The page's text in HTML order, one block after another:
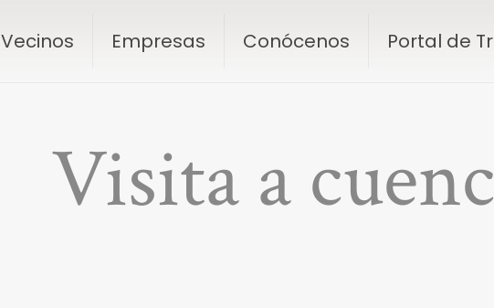
Vecinos Empresas Conócenos Portal de
Visita a